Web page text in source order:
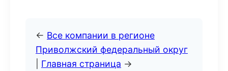
← Все компании в регионе
Приволжский федеральный округ
Главная страница →